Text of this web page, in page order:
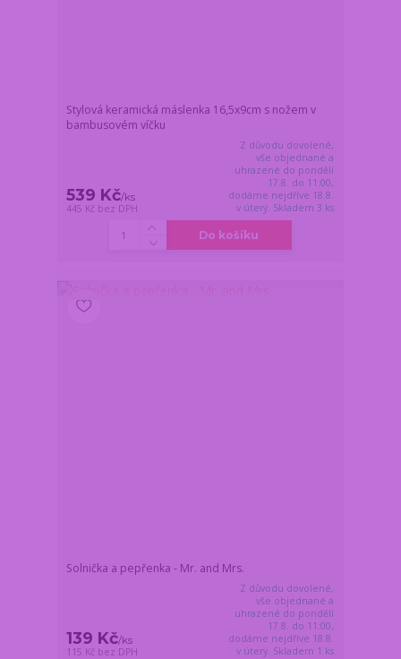
Stylová keramická máslenka 16,5x9cm s nožem v
bambusovém víčku
539 Kč/ks
445 Kč bez DPH
Z důvodu dovolené,
vše objednané a
uhrazené do pondělí
17.8. do 11:00,
dodáme nejdříve 18.8.
v úterý. Skladem 3 ks
Do košíku
Solnička a pepřenka - Mr. and Mrs.
139 Kč/ks
115 Kč bez DPH
Z důvodu dovolené,
vše objednané a
uhrazené do pondělí
17.8. do 11:00,
dodáme nejdříve 18.8.
v úterý. Skladem 1 ks